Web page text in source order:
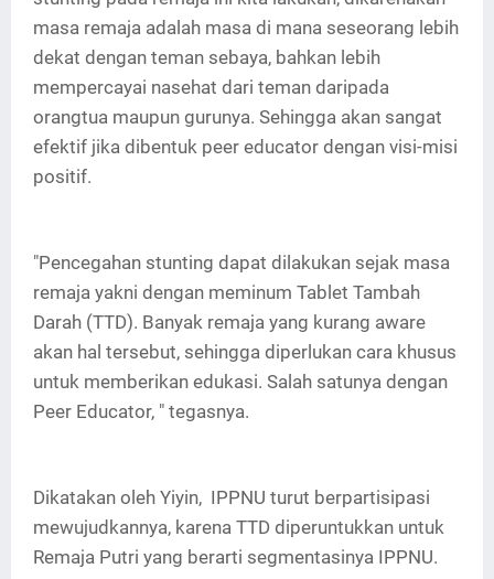
masa remaja adalah masa di mana seseorang lebih
dekat dengan teman sebaya, bahkan lebih
mempercayai nasehat dari teman daripada
orangtua maupun gurunya. Sehingga akan sangat
efektif jika dibentuk peer educator dengan visi-misi
positif.
"Pencegahan stunting dapat dilakukan sejak masa
remaja yakni dengan meminum Tablet Tambah
Darah (TTD). Banyak remaja yang kurang aware
akan hal tersebut, sehingga diperlukan cara khusus
untuk memberikan edukasi. Salah satunya dengan
Peer Educator, " tegasnya.
Dikatakan oleh Yiyin, IPPNU turut berpartisipasi
mewujudkannya, karena TTD diperuntukkan untuk
Remaja Putri yang berarti segmentasinya IPPNU.